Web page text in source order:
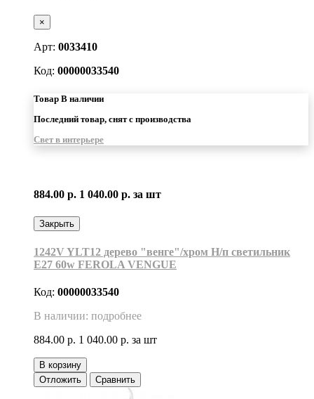
×
Арт: 0033410
Код: 00000033540
Товар В наличии
Последний товар, снят с производства
Свет в интерьере
884.00 р. 1 040.00 р. за шт
Закрыть
1242V YLT12 дерево "венге"/хром Н/п светильник
Е27 60w FEROLA VENGUE
Код: 00000033540
В наличии: подробнее
884.00 р. 1 040.00 р. за шт
В корзину
Отложить
Сравнить